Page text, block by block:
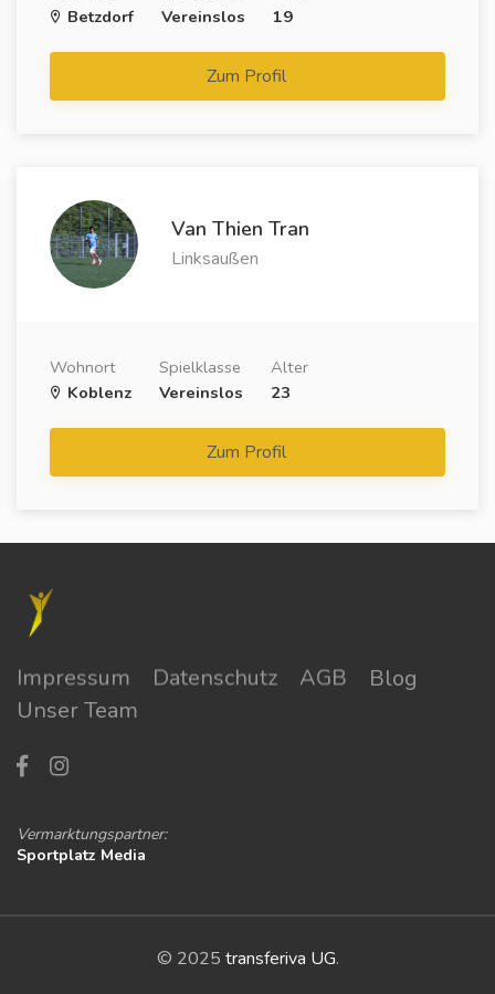
Betzdorf
Vereinslos
19
Zum Profil
Van Thien Tran
Linksaußen
Wohnort
Koblenz
Spielklasse
Vereinslos
Alter
23
Zum Profil
Impressum Datenschutz AGB
Blog
Unser Team
Vermarktungspartner:
Sportplatz Media
© 2025 transferiva UG.